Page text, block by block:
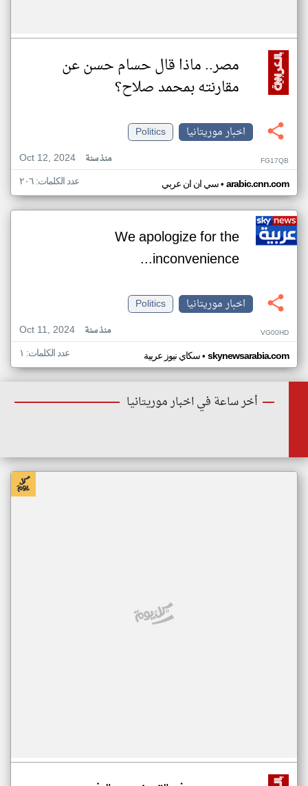
مصر.. ماذا قال حسام حسن عن
مقارنته بمحمد صلاح؟
اخبار موريتانيا
Politics
Oct 12, 2024
منذ سنة FG17QB
سي ان ان عربي• arabic.cnn.com عدد الكلمات: ٢٠٦
We apologize for the
inconvenience...
اخبار موريتانيا
Politics
Oct 11, 2024
منذ سنة VG00HD
سكاي نيوز عربية• skynewsarabia.com عدد الكلمات: ١
أخر ساعة في اخبار موريتانيا